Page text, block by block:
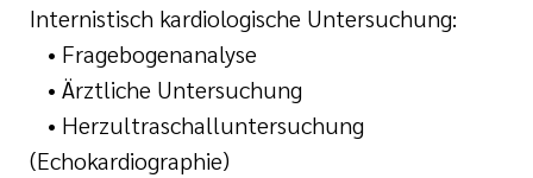
Internistisch kardiologische Untersuchung:
• Fragebogenanalyse
• Ärztliche Untersuchung
• Herzultraschalluntersuchung
(Echokardiographie)